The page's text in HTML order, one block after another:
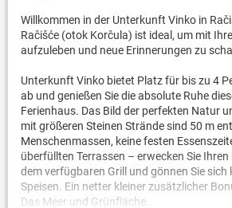
Willkommen in der Unterkunft Vinko in
Račišće (otok Korčula) ist ideal, um mit
aufzuleben und neue Erinnerungen zu
Unterkunft Vinko bietet Platz für bis zu 4
ab und genießen Sie die absolute Ruhe
Ferienhaus. Das Bild der perfekten Natur
mit größeren Steinen Strände sind 50 m
Menschenmassen, keine festen
überfüllten Terrassen – erwecken Sie
dem verfügbaren Grill und gönnen Sie sich
Speisen. Ein netter kleiner zusätzlicher
Das Meer und Grünfläche.